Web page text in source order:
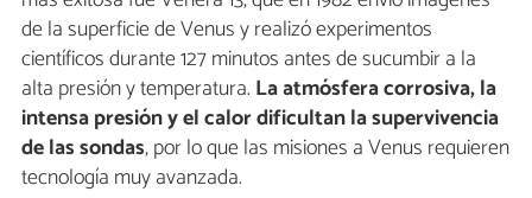
de la superficie de Venus y realizó experimentos
científicos durante 127 minutos antes de sucumbir a la
alta presión y temperatura. La atmósfera corrosiva, la
intensa presión y el calor dificultan la supervivencia
de las sondas, por lo que las misiones a Venus requieren
tecnología muy avanzada.